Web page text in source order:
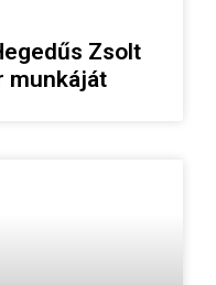
Zsolt
munkáját